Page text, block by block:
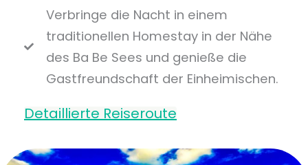
Verbringe die Nacht in einem
traditionellen Homestay in der Nähe
des Ba Be Sees und genieße die
Gastfreundschaft der Einheimischen.
Detaillierte Reiseroute